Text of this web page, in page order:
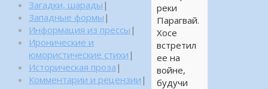
реки
Парагвай.
Хосе
встретил
ее на
войне,
будучи
Загадки, шарады |
Западные формы |
Информация из прессы |
Иронические и
юмористические стихи |
Историческая проза |
Комментарии и рецензии |